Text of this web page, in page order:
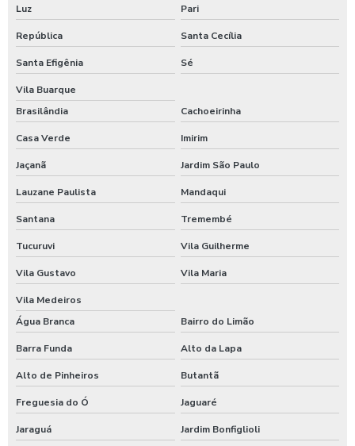
Empresa terceirizada de alimentação
Empresas comida transportada
Empresas de alimentação
Empresas de alimentação para empresas
Empresas de alimentação industrial
Empresas de alimentação industrial em sp
Empresas de alimentação saudável
Empresas de alimentação sp
Empresas de alimentação terceirizadas
Empresas de comida empresarial
Empresas de refeição coletiva sp
Empresas de refeições terceirizadas
Luz Pari
República Santa Cecília
Santa Efigênia Sé
Vila Buarque
Brasilândia
Cachoeirinha
Casa Verde Imirim
Jaçanã Jardim São Paulo
Lauzane Paulista Mandaqui
Santana Tremembé
Tucuruvi Vila Guilherme
Vila Gustavo Vila Maria
Vila Medeiros
Água Branca
Bairro do Limão
Barra Funda Alto da Lapa
Alto de Pinheiros Butantã
Freguesia do Ó Jaguaré
Jaraguá Jardim Bonfiglioli